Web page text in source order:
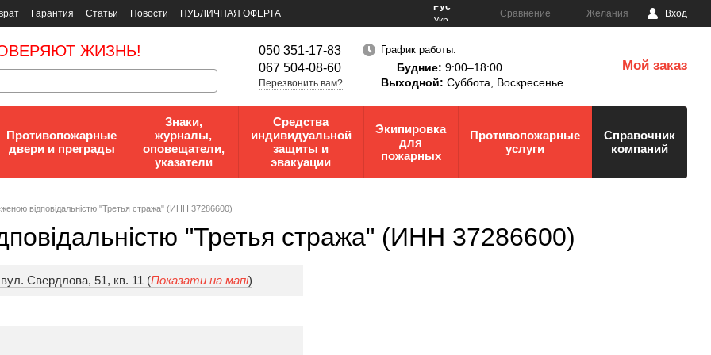
Гарантия Статьи Новости
ПУБЛИЧНАЯ ОФЕРТА
Рус
Укр
Сравнение Желания Вход
ЖИЗНЬ!
050 351-17-83
067 504-08-60
Перезвонить вам?
График работы:
Будние: 9:00–18:00
Выходной: Суббота, Воскресенье.
Мой заказ
Противопожарные
двери и преграды
Знаки,
журналы,
оповещатели,
указатели
Средства
индивидуальной
защиты и
эвакуации
Экипировка
для
пожарных
Противопожарные
услуги
Справочник
компаний
вiдпoвiдaльнicтю "Третья стража" (ИНН 37286600)
"Третья стража" (ИНН 37286600)
Свердлова, 51, кв. 11 (Показати на мапі)